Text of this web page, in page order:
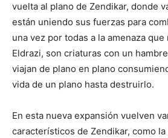
vuelta al plano de Zendikar, donde
están uniendo sus fuerzas para
una vez por todas a la amenaza
Eldrazi, son criaturas con un
viajan de plano en plano
vida de un plano hasta destruirlo.
En esta nueva expansión vuelven
característicos de Zendikar, como la